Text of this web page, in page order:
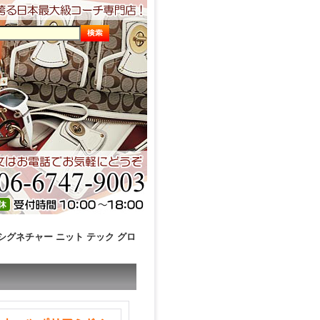
グネチャー ニット テック グロ